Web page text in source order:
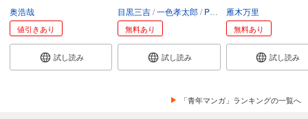
奥浩哉
値引きあり
試し読み
目黒三吉 一色孝太郎 Parum
無料あり
試し読み
雁木万里
無料あり
試し読み
「青年マンガ」ランキングの一覧へ